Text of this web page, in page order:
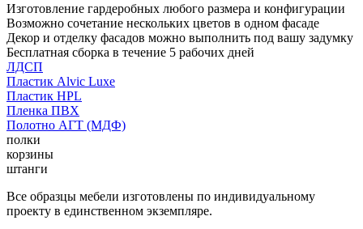
Изготовление гардеробных любого размера и конфигурации
Возможно сочетание нескольких цветов в одном фасаде
Декор и отделку фасадов можно выполнить под вашу задумку
Бесплатная сборка в течение 5 рабочих дней
ЛДСП
Пластик Alvic Luxe
Пластик HPL
Пленка ПВХ
Полотно АГТ (МДФ)
полки
корзины
штанги
Все образцы мебели изготовлены по индивидуальному
проекту в единственном экземпляре.